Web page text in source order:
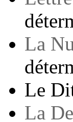
La
Le
La